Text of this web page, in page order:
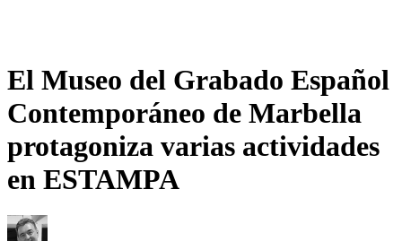
El Museo del Grabado Español
Contemporáneo de Marbella
protagoniza varias actividades
en ESTAMPA